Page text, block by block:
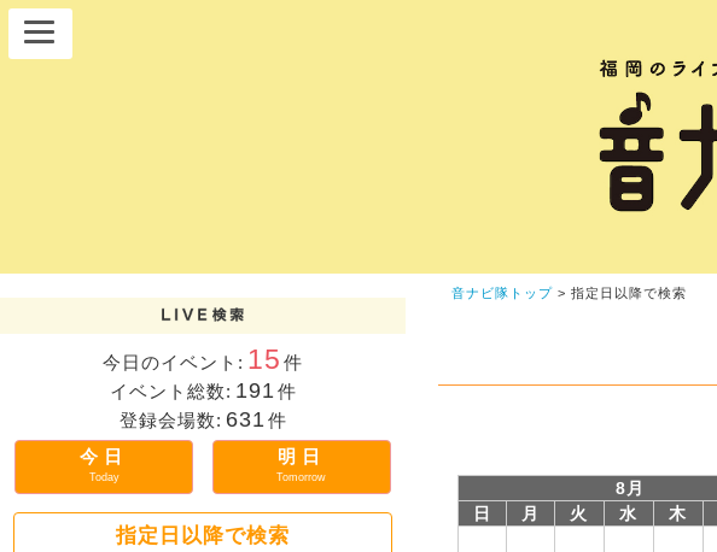
今日のイベント: 15 件
イベント総数: 191 件
登録会場数: 631 件
今日
Today
明日
Tomorrow
指定日以降で検索
音ナビ隊トップ > 指定日以降で検索
8月
日
月 火 水 木